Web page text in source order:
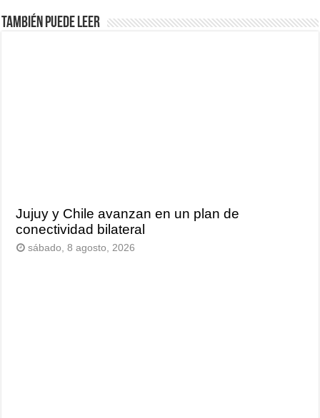
También puede leer
Jujuy y Chile avanzan en un plan de
conectividad bilateral
sábado, 8 agosto, 2026